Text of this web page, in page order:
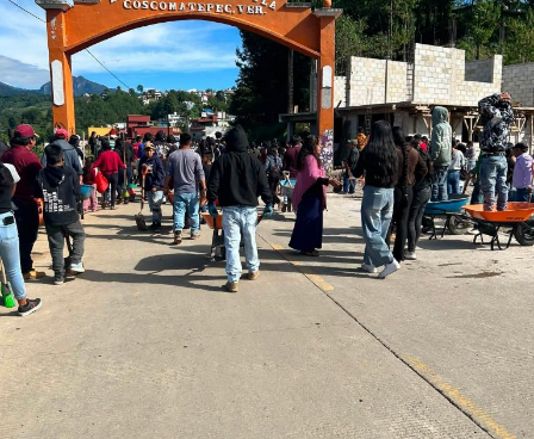
Las autoridades locales destacaron que este tipo de
programas representan una oportunidad importante
para muchas familias de la región que durante décadas
contribuyeron con su trabajo en el extranjero y que hoy
pueden acceder a un ingreso que mejore su calidad de
vida.
Las personas interesadas pueden acudir a la Oficina de
la Secretaría del H. Ayuntamiento de Yanga para recibir
mayores informes y orientación personalizada. También
se encuentran disponibles los teléfonos 278 738 8003,
271 142 9769 y 271 128 6477, así como el correo
electrónico
municipiyanga.pensionamericana@gmail.com.